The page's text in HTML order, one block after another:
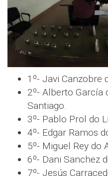
1º- Javi Canzobre
2º- Alberto García
Santiago.
3º- Pablo Prol do
4º- Edgar Ramos
5º- Miguel Rey do
6º- Dani Sanchez
7º- Jesús